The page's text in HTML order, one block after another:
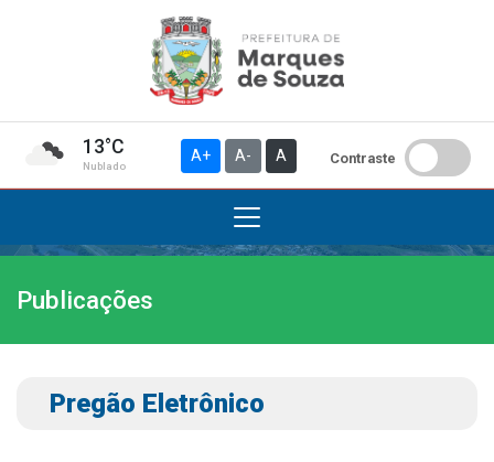
13°C
Nublado
A+ A- A Contraste
Institucional
A Prefeitura
Gabinete do Vice-prefeito
Publicações
Pregão Eletrônico